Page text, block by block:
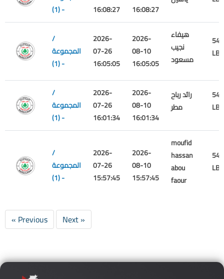
(1) -
16:08:27
16:08:27
/
المجموعة
(1) -
2026-
07-26
16:05:05
2026-
08-10
16:05:05
هيفاء
نجيب
مسعود
LBP
/
المجموعة
(1) -
2026-
07-26
16:01:34
2026-
08-10
16:01:34
رائد رباح
مطر
LBP
/
المجموعة
(1) -
2026-
07-26
15:57:45
2026-
08-10
15:57:45
moufid
hassan
abou
faour
LBP
« Previous Next »